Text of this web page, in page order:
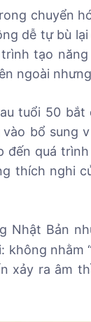
chuyển
dễ tự bù
tạo
ngoài
tuổi 50
bổ sung
quá
thích nghi
Nhật Bản
nhằm
xảy ra âm